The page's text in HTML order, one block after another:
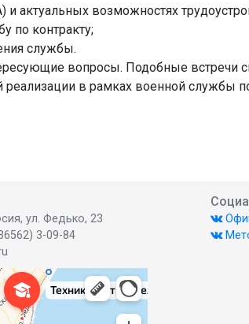
актуальных возможностях
по контракту;
службы.
вопросы. Подобные встречи
в рамках военной службы
ул. Федько, 23
3-09-84